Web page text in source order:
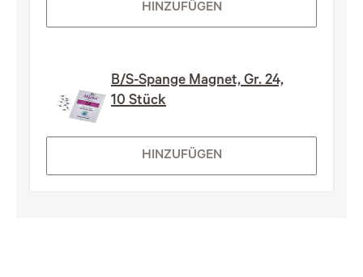
HINZUFÜGEN
B/S-Spange Magnet, Gr. 24,
10 Stück
HINZUFÜGEN